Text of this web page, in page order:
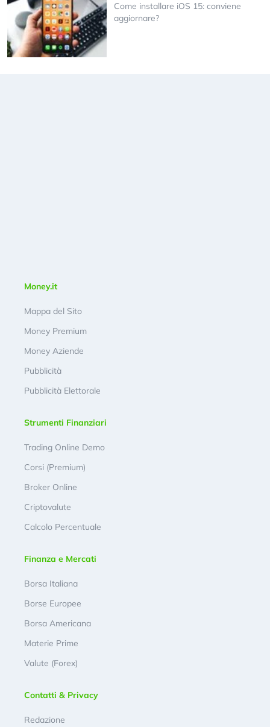
Come installare iOS 15: conviene
aggiornare?
Money.it
Mappa del Sito
Money Premium
Money Aziende
Pubblicità
Pubblicità Elettorale
Strumenti Finanziari
Trading Online Demo
Corsi (Premium)
Broker Online
Criptovalute
Calcolo Percentuale
Finanza e Mercati
Borsa Italiana
Borse Europee
Borsa Americana
Materie Prime
Valute (Forex)
Contatti & Privacy
Redazione